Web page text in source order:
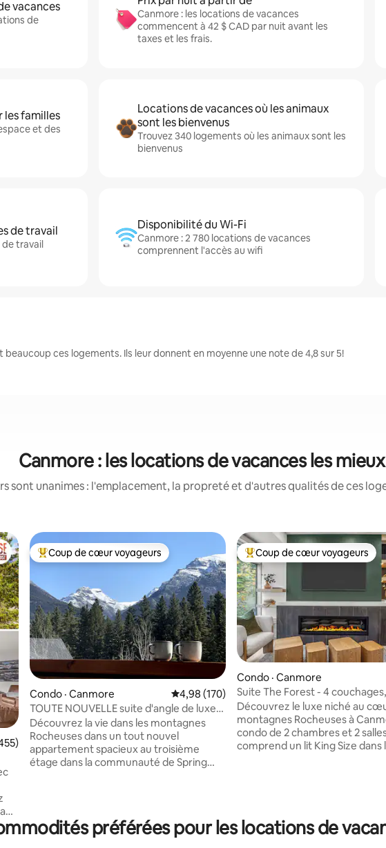
vacances
de
Canmore : les locations de vacances
commencent à 42 $ CAD par nuit avant les
taxes et les frais.
les familles
et des
Locations de vacances où les animaux
sont les bienvenus
Trouvez 340 logements où les animaux sont les
bienvenus
de travail
de travail
Disponibilité du Wi-Fi
Canmore : 2 780 locations de vacances
comprennent l'accès au wifi
beaucoup ces logements. Ils leur donnent en moyenne une note de 4,8 sur 5!
Canmore : les locations de vacances les
sont unanimes : l'emplacement, la propreté et d'autres qualités de ces
de 4,93 sur 5, 455 commentaires
Coup de cœur voyageurs parmi les plus aimés
Coup de cœur voyageurs
Condo · Canmore Note moyenne de 4,98 sur 5, 170
4,98 (170)
TOUTE NOUVELLE suite d'angle de luxe
2 chambres/2 salles de bain à Canmore
Découvrez la vie dans les montagnes
Rocheuses dans un tout nouvel
appartement spacieux au troisième
étage dans la communauté de Spring
2 SAL comprend une chambre principale
avec lit King Size, une chambre d'amis
Coup de cœur voyageurs
Coup de cœur voyageurs
Condo · Canmore
Suite The Forest - 4
chauffée et jacuzzi
Découvrez le luxe niché au
montagnes Rocheuses à
condo de 2 chambres et 2
comprend un lit King Size dans
jacuzzi et un sauna, parfaits
détendre après avoir profité
préférées pour les locations de